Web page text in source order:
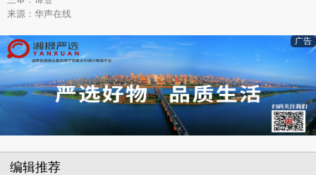
来源：华声在线
广告
编辑推荐